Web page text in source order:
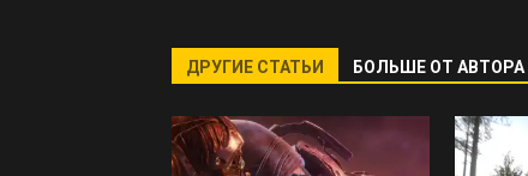
ДРУГИЕ СТАТЬИ БОЛЬШЕ ОТ АВТОРА